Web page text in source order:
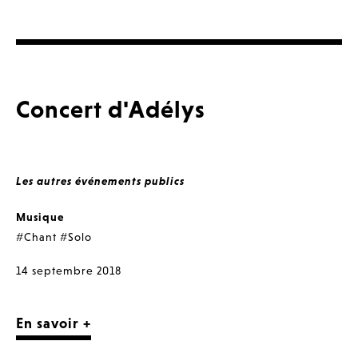
Concert d'Adélys
Les autres événements publics
Musique
#Chant #Solo
14 septembre 2018
En savoir +